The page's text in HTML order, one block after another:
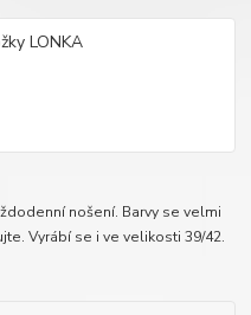
nošení. Barvy se velmi
Vyrábí se i ve velikosti 39/42.